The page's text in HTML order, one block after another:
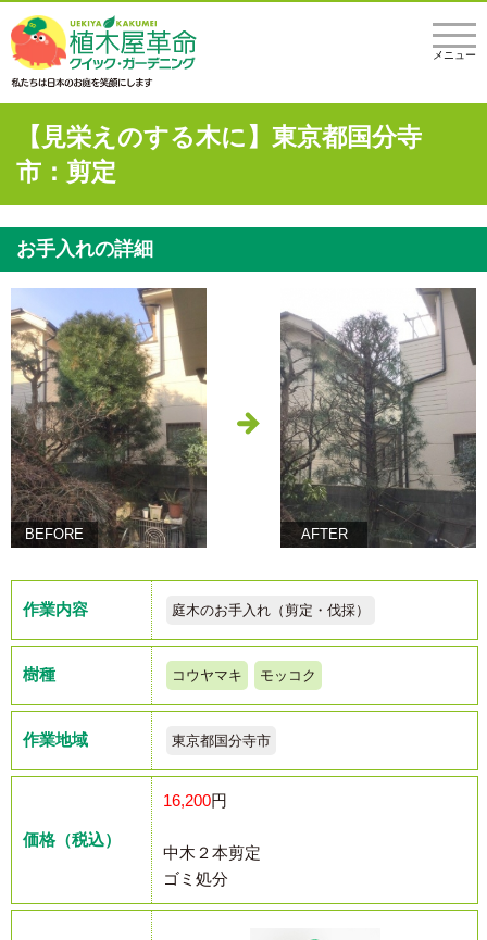
メニュー
【見栄えのする木に】東京都国分寺
市：剪定
お手入れの詳細
BEFORE AFTER
作業内容 庭木のお手入れ（剪定・伐採）
樹種 コウヤマキ モッコク
作業地域 東京都国分寺市
価格（税込）
16,200円
中木２本剪定
ゴミ処分